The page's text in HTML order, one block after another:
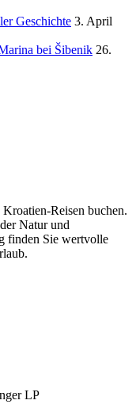
Geschichte 3. April
bei Šibenik 26.
Reisen buchen.
Natur und
finden Sie wertvolle
LP